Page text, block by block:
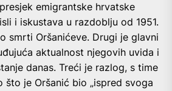
emigrantske hrvatske
i iskustava u razdoblju od 1951.
smrti Oršanićeve. Drugi je glavni
aktualnost njegovih uvida i
danas. Treći je razlog, s time
što je Oršanić bio „ispred svoga